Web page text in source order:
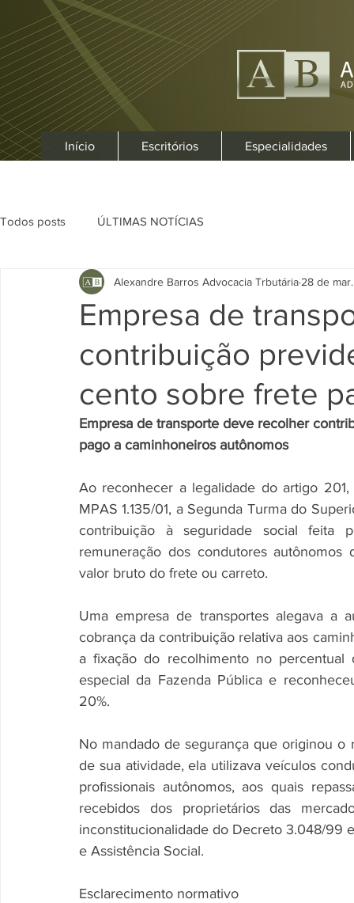
Início Escritórios Especialidades
Todos posts ÚLTIMAS NOTÍCIAS
Empresa de
contribuição
cento sobre frete
Alexandre Barros Advocacia Trbutária 28 de
Empresa de transporte deve recolher
pago a caminhoneiros autônomos
Ao reconhecer a legalidade do artigo
MPAS 1.135/01, a Segunda Turma do
contribuição à seguridade social feita
remuneração dos condutores
valor bruto do frete ou carreto.
Uma empresa de transportes alegava a
cobrança da contribuição relativa aos
a fixação do recolhimento no percentual
especial da Fazenda Pública e
20%.
No mandado de segurança que originou o
de sua atividade, ela utilizava veículos
profissionais autônomos, aos quais
recebidos dos proprietários das
inconstitucionalidade do Decreto 3.048/99
e Assistência Social.
Esclarecimento normativo